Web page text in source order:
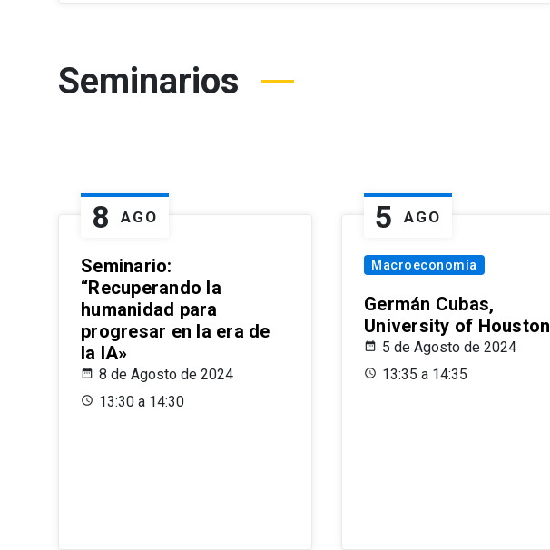
Seminarios
8 AGO
Seminario:
“Recuperando la
humanidad para
progresar en la era de
la IA»
8 de Agosto de 2024
13:30 a 14:30
5 AGO
Macroeconomía
Germán Cubas,
University of Houston
5 de Agosto de 2024
13:35 a 14:35